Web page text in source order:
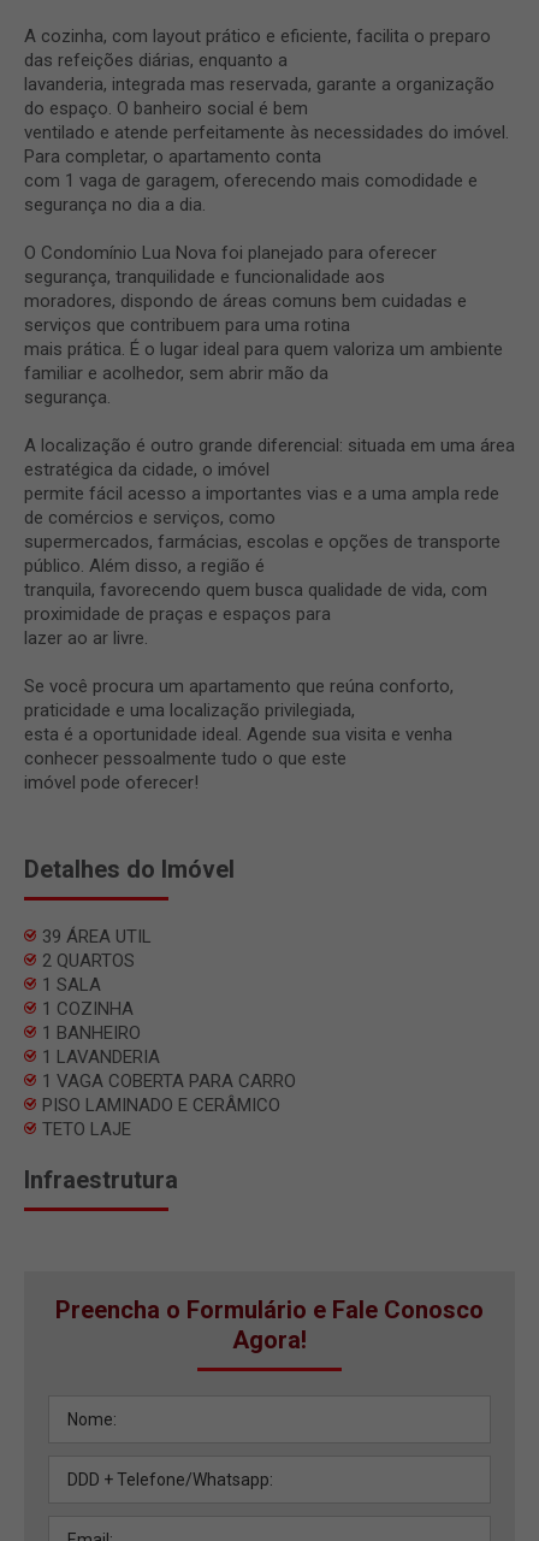
A cozinha, com layout prático e eficiente, facilita o preparo
das refeições diárias, enquanto a
lavanderia, integrada mas reservada, garante a organização
do espaço. O banheiro social é bem
ventilado e atende perfeitamente às necessidades do imóvel.
Para completar, o apartamento conta
com 1 vaga de garagem, oferecendo mais comodidade e
segurança no dia a dia.
O Condomínio Lua Nova foi planejado para oferecer
segurança, tranquilidade e funcionalidade aos
moradores, dispondo de áreas comuns bem cuidadas e
serviços que contribuem para uma rotina
mais prática. É o lugar ideal para quem valoriza um ambiente
familiar e acolhedor, sem abrir mão da
segurança.
A localização é outro grande diferencial: situada em uma área
estratégica da cidade, o imóvel
permite fácil acesso a importantes vias e a uma ampla rede
de comércios e serviços, como
supermercados, farmácias, escolas e opções de transporte
público. Além disso, a região é
tranquila, favorecendo quem busca qualidade de vida, com
proximidade de praças e espaços para
lazer ao ar livre.
Se você procura um apartamento que reúna conforto,
praticidade e uma localização privilegiada,
esta é a oportunidade ideal. Agende sua visita e venha
conhecer pessoalmente tudo o que este
imóvel pode oferecer!
Detalhes do Imóvel
39 ÁREA UTIL
2 QUARTOS
1 SALA
1 COZINHA
1 BANHEIRO
1 LAVANDERIA
1 VAGA COBERTA PARA CARRO
PISO LAMINADO E CERÂMICO
TETO LAJE
Infraestrutura
Preencha o Formulário e Fale Conosco
Agora!